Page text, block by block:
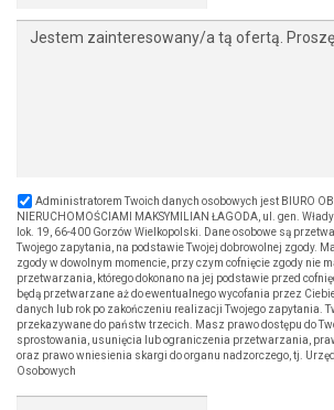
Administratorem Twoich danych osobowych jest BIURO
NIERUCHOMOŚCIAMI MAKSYMILIAN ŁAGODA, ul. gen.
lok. 19, 66-400 Gorzów Wielkopolski. Dane osobowe są
Twojego zapytania, na podstawie Twojej dobrowolnej zgody.
zgody w dowolnym momencie, przy czym cofnięcie zgody nie
przetwarzania, którego dokonano na jej podstawie przed
będą przetwarzane aż do ewentualnego wycofania przez
danych lub rok po zakończeniu realizacji Twojego zapytania.
przekazywane do państw trzecich. Masz prawo dostępu do
sprostowania, usunięcia lub ograniczenia przetwarzania,
oraz prawo wniesienia skargi do organu nadzorczego, tj.
Osobowych